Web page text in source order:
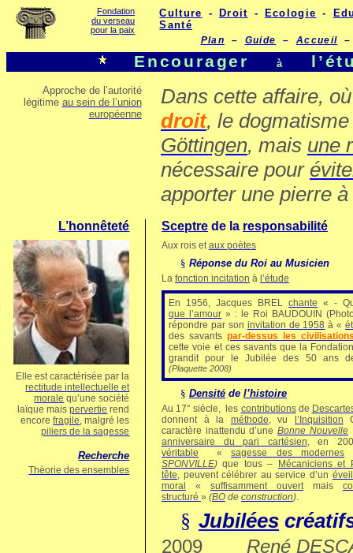
Fondation
du verseau
pour la paix
Culture - Droit - Ecologie -
Santé
Plan – Guide – Accueil –
Encourager à
Approche de l’autorité
légitime au sein de l’union
européenne
Dans cette affaire,
droit, le
Göttingen, mais une
nécessaire pour
apporter une pierre
L’honnêteté
Elle est caractérisée par la
rectitude intellectuelle et
morale qu’une société
laïque maispervertie rend
encorefragile, malgré les
piliers de la sagesse
Recherche
Théorie des ensembles
Sceptrede la responsabilité
Aux rois etaux poètes
§ Réponse du Roi au Musicien
La fonction incitation à l’étude
En 1956, Jacques BRELchante « -
que l’amour » : le Roi BAUDOUIN
répondre par son invitation de 1958 à «
des savantspar-dessus les
cette voie et ces savants que la
grandit pour le Jubilée des 50 ans de
(Plaquette 2008)
§ Densitéde l’histoire
Au 17° siècle, les contributionsde
donnent à la méthode , vu l’Inquisition
caractère inattendu d’uneBonne Nouvelle
anniversaire du pari cartésien , en
véritable
«sagesse des modernes
SPONVILLE)que tous – Mécaniciens et
tête , peuvent célébrer au service d’un
moral « suffisamment ouvertmais
structuré » (BOde construction).
§ Jubilées
2009 René